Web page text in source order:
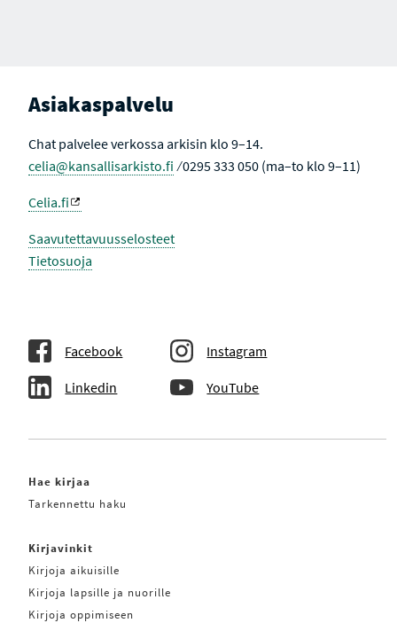
Asiakaspalvelu
Chat palvelee verkossa arkisin klo 9–14.
celia@kansallisarkisto.fi ⁄ 0295 333 050 (ma–to klo 9–11)
Celia.fi
Saavutettavuusselosteet
Tietosuoja
Facebook Instagram
Linkedin YouTube
Hae kirjaa
Tarkennettu haku
Kirjavinkit
Kirjoja aikuisille
Kirjoja lapsille ja nuorille
Kirjoja oppimiseen